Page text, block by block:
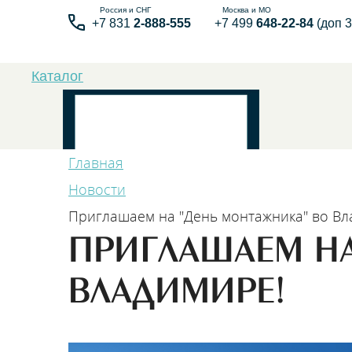
+7 831 2-888-555 +7 499 648-22-84 (доп
Каталог
Бытовые
Главная
Новости
Приглашаем на "День монтажника" во
ПРИГЛАШАЕМ
ВЛАДИМИРЕ!